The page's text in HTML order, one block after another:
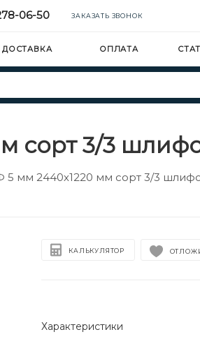
06-50 ЗАКАЗАТЬ ЗВОНОК
ДОСТАВКА ОПЛАТА
3/3
мм 2440х1220 мм сорт 3/3
КАЛЬКУЛЯТОР
Характеристики